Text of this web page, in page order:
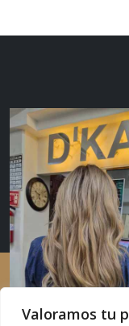
Valoramos tu